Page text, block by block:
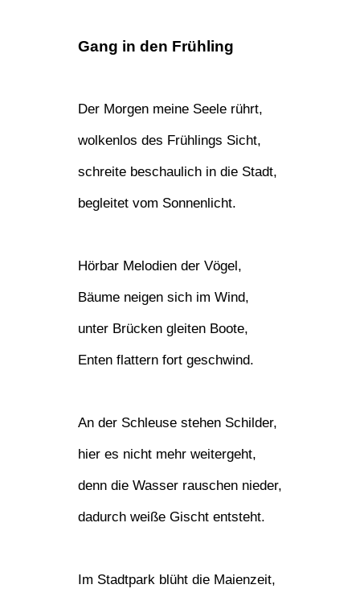
Gang in den Frühling
Der Morgen meine Seele rührt,
wolkenlos des Frühlings Sicht,
schreite beschaulich in die Stadt,
begleitet vom Sonnenlicht.
Hörbar Melodien der Vögel,
Bäume neigen sich im Wind,
unter Brücken gleiten Boote,
Enten flattern fort geschwind.
An der Schleuse stehen Schilder,
hier es nicht mehr weitergeht,
denn die Wasser rauschen nieder,
dadurch weiße Gischt entsteht.
Im Stadtpark blüht die Maienzeit,